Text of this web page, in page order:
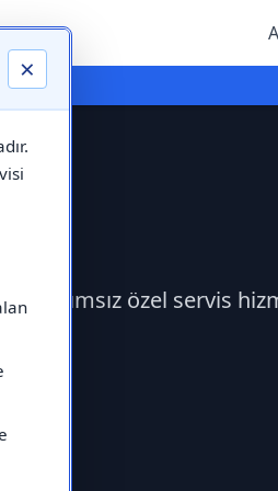
×
bağımsız özel servis